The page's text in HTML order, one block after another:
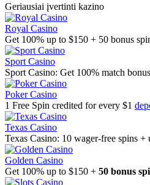
Geriausiai įvertinti kazino
Royal Casino
Get 100% up to $150 + 50 bonus
Sport Casino
Sport Casino: Get 100% match
Poker Casino
1 Free Spin credited for every $1
Texas Casino
Texas Casino: 10 wager-free spins
Golden Casino
Get 100% up to $150 + 50 bonus